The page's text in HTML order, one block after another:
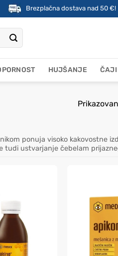
Brezplačna dostava nad 50 €!
HUJŠANJE ČAJI
ponuja visoko kakovostne
tudi ustvarjanje čebelam